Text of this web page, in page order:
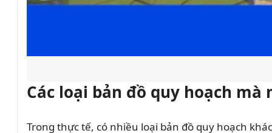
Các loại bản đồ quy hoạch
Trong thực tế, có nhiều loại bản đồ quy hoạch